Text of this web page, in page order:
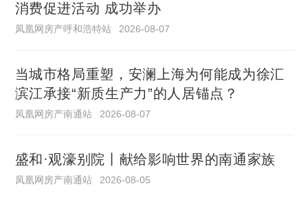
消费促进活动 成功举办
凤凰网房产呼和浩特站 2026-08-07
当城市格局重塑，安澜上海为何能成为徐汇
滨江承接“新质生产力”的人居锚点？
凤凰网房产南通站 2026-08-07
盛和·观濠别院丨献给影响世界的南通家族
凤凰网房产南通站 2026-08-05